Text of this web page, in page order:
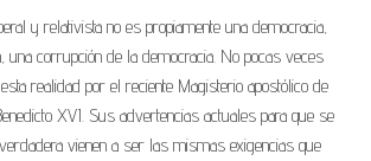
y relativista no es propiamente una democracia,
una corrupción de la democracia. No pocas veces
realidad por el reciente Magisterio apostólico de
XVI. Sus advertencias actuales para que se
vienen a ser las mismas exigencias que